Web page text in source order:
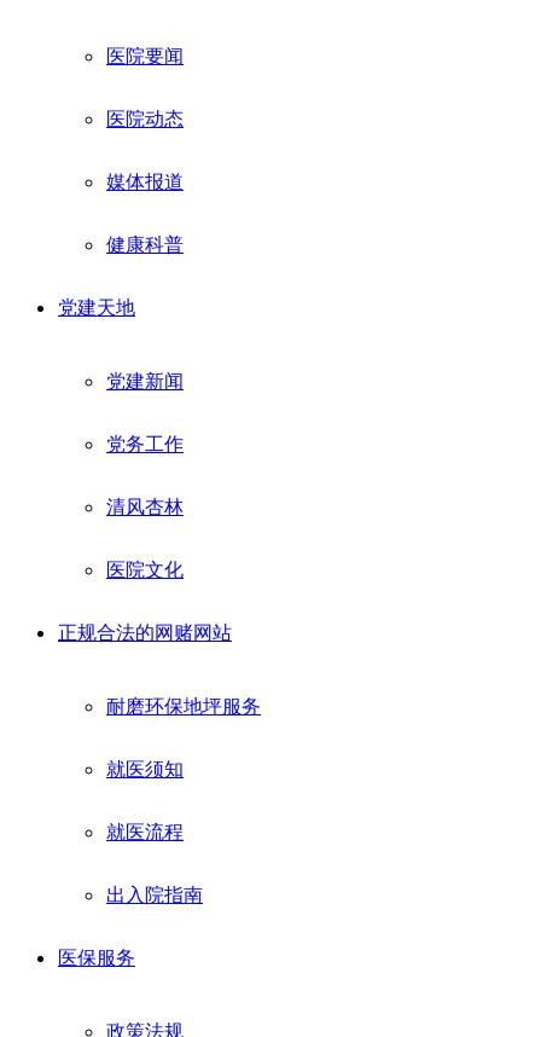
医院要闻
医院动态
媒体报道
健康科普
党建天地
党建新闻
党务工作
清风杏林
医院文化
正规合法的网赌网站
耐磨环保地坪服务
就医须知
就医流程
出入院指南
医保服务
政策法规